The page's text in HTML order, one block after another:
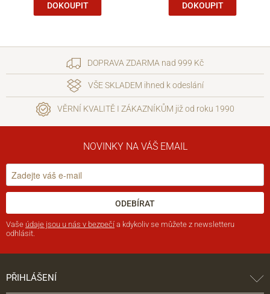
DOKOUPIT DOKOUPIT
DOPRAVA ZDARMA nad 999 Kč
VŠE SKLADEM ihned k odeslání
VĚRNÍ KVALITĚ I ZÁKAZNÍKŮM již od roku 1990
NOVINKY NA VÁŠ EMAIL
ODEBÍRAT
Vaše údaje jsou u nás v bezpečí a kdykoliv se můžete z newsletteru
odhlásit.
PŘIHLÁŠENÍ